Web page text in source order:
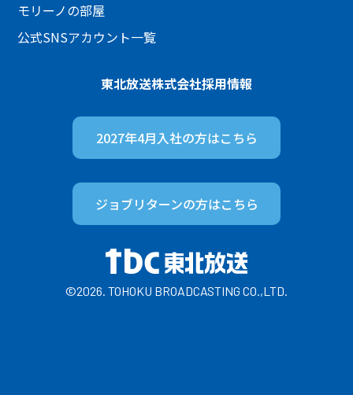
モリーノの部屋
公式SNSアカウント一覧
東北放送株式会社採用情報
2027年4月入社の方はこちら
ジョブリターンの方はこちら
©2026. TOHOKU BROADCASTING CO.,LTD.